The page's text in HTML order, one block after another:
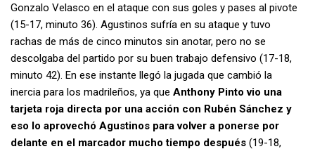
Gonzalo Velasco en el ataque con sus goles y pases al pivote
(15-17, minuto 36). Agustinos sufría en su ataque y tuvo
rachas de más de cinco minutos sin anotar, pero no se
descolgaba del partido por su buen trabajo defensivo (17-18,
minuto 42). En ese instante llegó la jugada que cambió la
inercia para los madrileños, ya que Anthony Pinto vio una
tarjeta roja directa por una acción con Rubén Sánchez y
eso lo aprovechó Agustinos para volver a ponerse por
delante en el marcador mucho tiempo después (19-18,